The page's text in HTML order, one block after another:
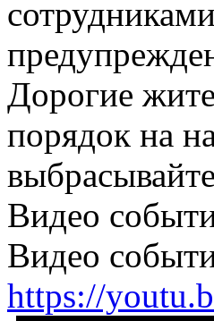
Дорогие
порядок на
Видео
Видео
https://